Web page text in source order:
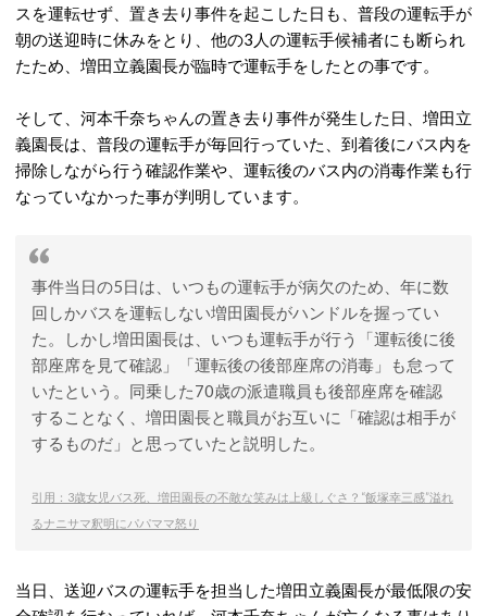
スを運転せず、置き去り事件を起こした日も、普段の運転手が
朝の送迎時に休みをとり、他の3人の運転手候補者にも断られ
たため、増田立義園長が臨時で運転手をしたとの事です。
そして、河本千奈ちゃんの置き去り事件が発生した日、増田立
義園長は、普段の運転手が毎回行っていた、到着後にバス内を
掃除しながら行う確認作業や、運転後のバス内の消毒作業も行
なっていなかった事が判明しています。
事件当日の5日は、いつもの運転手が病欠のため、年に数
回しかバスを運転しない増田園長がハンドルを握ってい
た。しかし増田園長は、いつも運転手が行う「運転後に後
部座席を見て確認」「運転後の後部座席の消毒」も怠って
いたという。同乗した70歳の派遣職員も後部座席を確認
することなく、増田園長と職員がお互いに「確認は相手が
するものだ」と思っていたと説明した。
引用：3歳女児バス死、増田園長の不敵な笑みは上級しぐさ？“飯塚幸三感”溢れ
るナニサマ釈明にパパママ怒り
当日、送迎バスの運転手を担当した増田立義園長が最低限の安